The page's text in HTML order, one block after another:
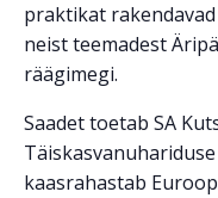
praktikat
neist teemadest
räägimegi.
Saadet toetab SA
kaasrahastab